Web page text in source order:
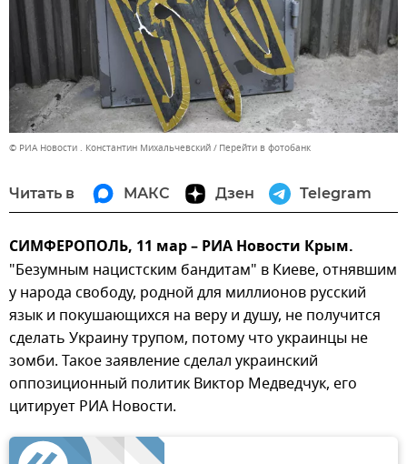
© РИА Новости . Константин Михальчевский Перейти в фотобанк
Читать в МАКС Дзен Telegram
СИМФЕРОПОЛЬ, 11 мар – РИА Новости Крым.
"Безумным нацистским бандитам" в Киеве, отнявшим
у народа свободу, родной для миллионов русский
язык и покушающихся на веру и душу, не получится
сделать Украину трупом, потому что украинцы не
зомби. Такое заявление сделал украинский
оппозиционный политик Виктор Медведчук, его
цитирует РИА Новости.